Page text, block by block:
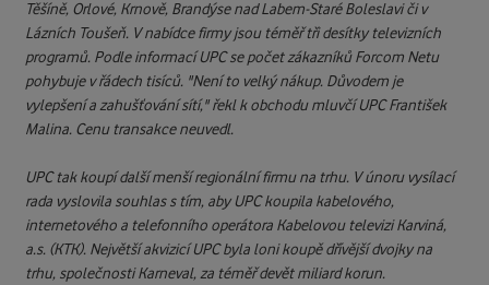
Těšíně, Orlové, Krnově, Brandýse nad Labem-Staré Boleslavi či v
Lázních Toušeň. V nabídce firmy jsou téměř tři desítky televizních
programů. Podle informací UPC se počet zákazníků Forcom Netu
pohybuje v řádech tisíců. "Není to velký nákup. Důvodem je
vylepšení a zahušťování sítí," řekl k obchodu mluvčí UPC František
Malina. Cenu transakce neuvedl.
UPC tak koupí další menší regionální firmu na trhu. V únoru vysílací
rada vyslovila souhlas s tím, aby UPC koupila kabelového,
internetového a telefonního operátora Kabelovou televizi Karviná,
a.s. (KTK). Největší akvizicí UPC byla loni koupě dřívější dvojky na
trhu, společnosti Karneval, za téměř devět miliard korun.